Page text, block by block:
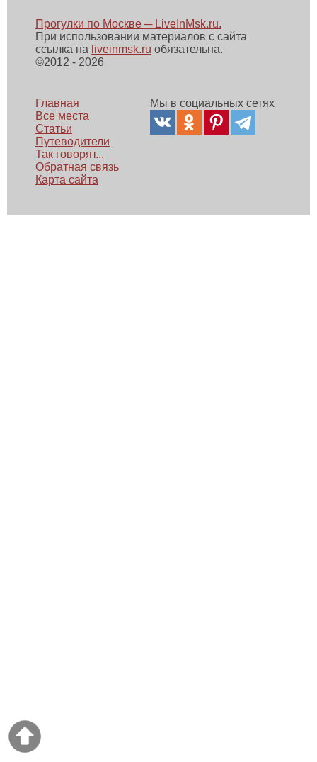
Прогулки по Москве ─ LiveInMsk.ru.
При использовании материалов с сайта
ссылка на liveinmsk.ru обязательна.
©2012 - 2026
Главная
Все места
Статьи
Путеводители
Так говорят...
Обратная связь
Карта сайта
Мы в социальных сетях